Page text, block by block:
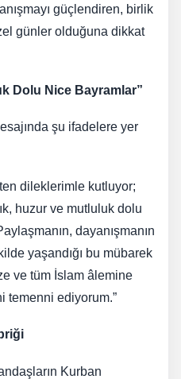
güçlendiren, birlik
günler olduğuna dikkat
Dolu Nice Bayramlar”
şu ifadelere yer
dileklerimle kutluyor;
huzur ve mutluluk dolu
dayanışmanın
yaşandığı bu mübarek
ve tüm İslam âlemine
temenni ediyorum.”
Kurban